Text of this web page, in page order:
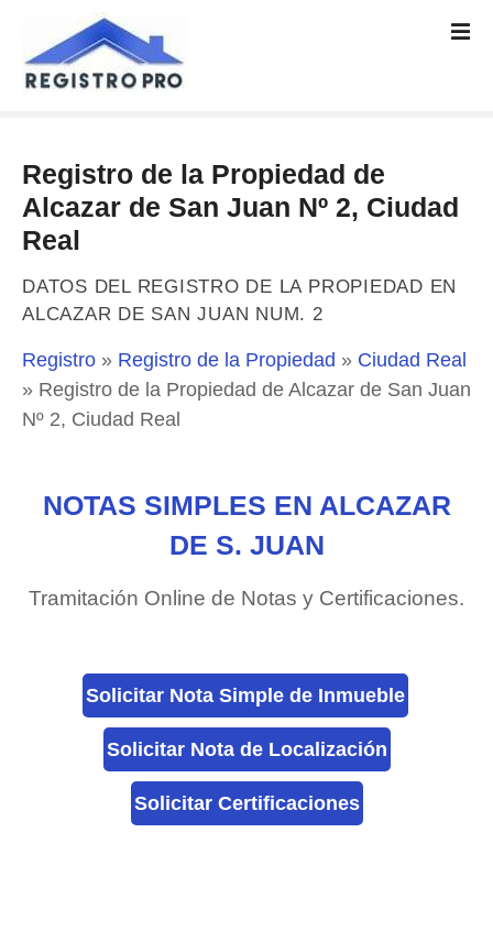
Registro de la Propiedad de
Alcazar de San Juan Nº 2, Ciudad
Real
DATOS DEL REGISTRO DE LA PROPIEDAD EN
ALCAZAR DE SAN JUAN NUM. 2
Registro » Registro de la Propiedad » Ciudad Real
» Registro de la Propiedad de Alcazar de San Juan
Nº 2, Ciudad Real
NOTAS SIMPLES EN ALCAZAR
DE S. JUAN
Tramitación Online de Notas y Certificaciones.
Solicitar Nota Simple de Inmueble
Solicitar Nota de Localización
Solicitar Certificaciones